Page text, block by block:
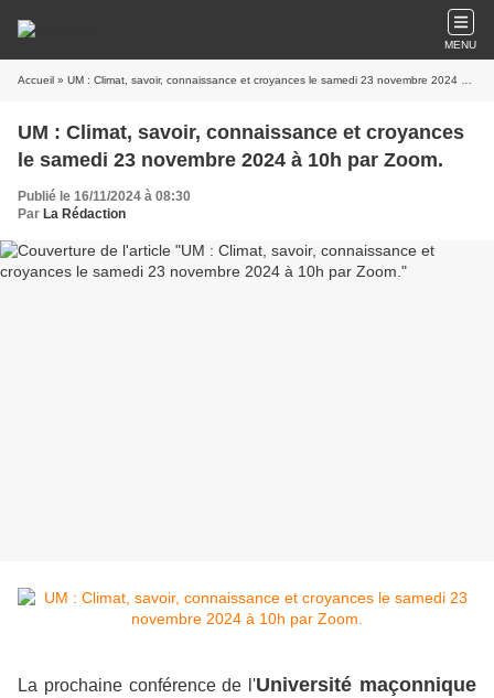
MENU
Accueil » UM : Climat, savoir, connaissance et croyances le samedi 23 novembre 2024 à 10h par Zoom.
UM : Climat, savoir, connaissance et croyances
le samedi 23 novembre 2024 à 10h par Zoom.
Publié le 16/11/2024 à 08:30
Par La Rédaction
La prochaine conférence de l'Université maçonnique